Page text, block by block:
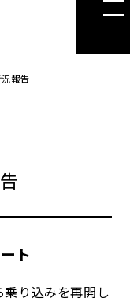
況報告
ト
り込みを再開し